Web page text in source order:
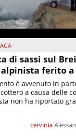
di sassi sul
ferito a
cervinia
è avvenuto in
a causa delle
non ha riportato